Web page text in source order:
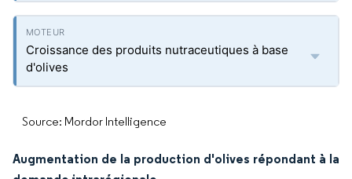
Croissance des produits nutraceutiques à base
d'olives
Source: Mordor Intelligence
Augmentation de la production d'olives répondant à la